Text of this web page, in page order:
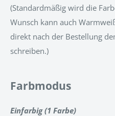
(Standardmäßig wird die
Wunsch kann auch
direkt nach der Bestellung
schreiben.)
Farbmodus
Einfarbig (1 Farbe)